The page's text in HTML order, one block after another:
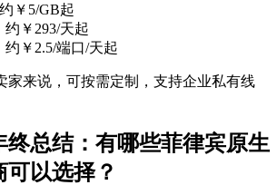
约￥5/GB起
约￥293/天起
约￥2.5/端口/天起
家来说，可按需定制，支持企业私有线
终总结：有哪些菲律宾原生
以选择？